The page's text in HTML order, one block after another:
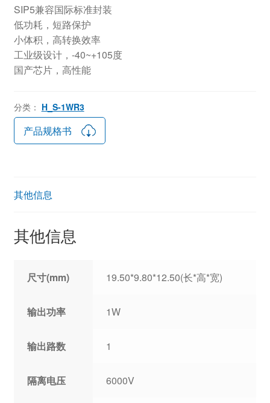
SIP5兼容国际标准封装
低功耗，短路保护
小体积，高转换效率
工业级设计，-40~+105度
国产芯片，高性能
分类： H_S-1WR3
产品规格书
其他信息
其他信息
尺寸(mm) 19.50*9.80*12.50(长*高*宽)
输出功率 1W
输出路数 1
隔离电压 6000V